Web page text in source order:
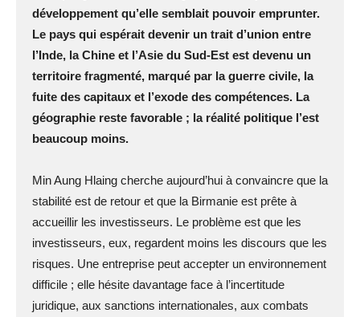
développement qu’elle semblait pouvoir emprunter.
Le pays qui espérait devenir un trait d’union entre
l’Inde, la Chine et l’Asie du Sud-Est est devenu un
territoire fragmenté, marqué par la guerre civile, la
fuite des capitaux et l’exode des compétences. La
géographie reste favorable ; la réalité politique l’est
beaucoup moins.
Min Aung Hlaing cherche aujourd’hui à convaincre que la
stabilité est de retour et que la Birmanie est prête à
accueillir les investisseurs. Le problème est que les
investisseurs, eux, regardent moins les discours que les
risques. Une entreprise peut accepter un environnement
difficile ; elle hésite davantage face à l’incertitude
juridique, aux sanctions internationales, aux combats